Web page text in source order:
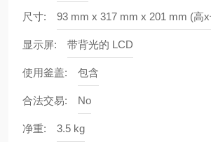
尺寸: 93 mm x 317 mm x 201 mm (高
显示屏: 带背光的 LCD
使用釜盖: 包含
合法交易: No
净重: 3.5 kg